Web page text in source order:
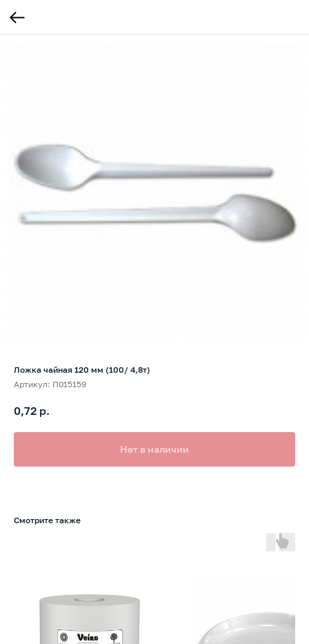
Ложка чайная 120 мм (100/ 4,8т)
Артикул: П015159
0,72 р.
Нет в наличии
Смотрите также